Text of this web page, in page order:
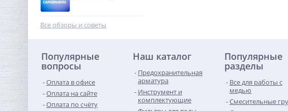
Бочонок резьбовой (НР)
1/2" x 80 мм UNI-FITT
917,00 руб.
-68%
Все обзоры и советы
Популярные
вопросы
Оплата в офисе
Оплата на сайте
Оплата по счёту
Наш каталог
Предохранительная
арматура
Инструмент и
комплектующие
Популярные
разделы
Все для работы с
медью
Смесительные